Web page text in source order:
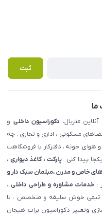
ثبت
ما
متریال، دکوراسیون داخلی و
مسکونی ، اداری و تجاری . چه
خونه ، دفترکار یا فروشگاهت
پیدا کنی :پارکت ، کاغذ دیواری ،
خاص و مدرن ،مبلمان سبک دار و
: خدمات مشاوره و طراحی داخلی ،
تیمی خوش سلیقه و متخصص ، با
وتغییر دکوراسیون برات هیجان